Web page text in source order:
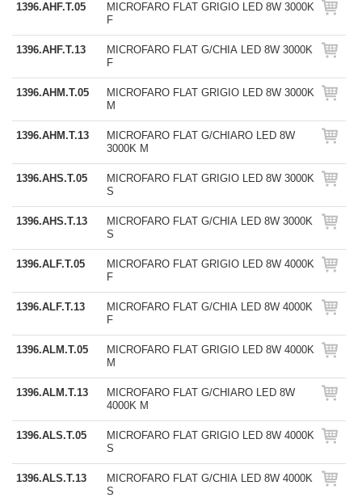
1396.AHF.T.05
MICROFARO FLAT GRIGIO LED 8W 3000K
F
1396.AHF.T.13
MICROFARO FLAT G/CHIA LED 8W 3000K
F
1396.AHM.T.05
MICROFARO FLAT GRIGIO LED 8W 3000K
M
1396.AHM.T.13
MICROFARO FLAT G/CHIARO LED 8W
3000K M
1396.AHS.T.05
MICROFARO FLAT GRIGIO LED 8W 3000K
S
1396.AHS.T.13
MICROFARO FLAT G/CHIA LED 8W 3000K
S
1396.ALF.T.05
MICROFARO FLAT GRIGIO LED 8W 4000K
F
1396.ALF.T.13
MICROFARO FLAT G/CHIA LED 8W 4000K
F
1396.ALM.T.05
MICROFARO FLAT GRIGIO LED 8W 4000K
M
1396.ALM.T.13
MICROFARO FLAT G/CHIARO LED 8W
4000K M
1396.ALS.T.05
MICROFARO FLAT GRIGIO LED 8W 4000K
S
1396.ALS.T.13
MICROFARO FLAT G/CHIA LED 8W 4000K
S